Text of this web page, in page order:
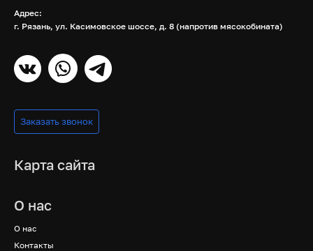
Адрес:
г. Рязань, ул. Касимовское шоссе, д. 8 (напротив мясокобината)
Заказать звонок
Карта сайта
О нас
О нас
Контакты